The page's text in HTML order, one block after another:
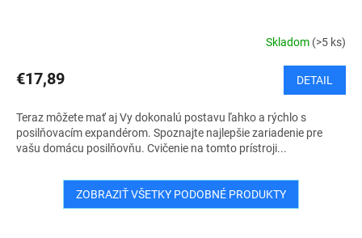
Skladom (>5 ks)
€17,89 DETAIL
Teraz môžete mať aj Vy dokonalú postavu ľahko a rýchlo s
posilňovacím expandérom. Spoznajte najlepšie zariadenie pre
vašu domácu posilňovňu. Cvičenie na tomto prístroji...
ZOBRAZIŤ VŠETKY PODOBNÉ PRODUKTY